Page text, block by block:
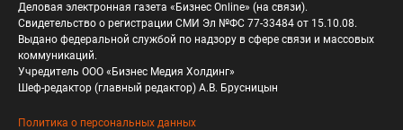
Деловая электронная газета «Бизнес Online» (на связи).
Свидетельство о регистрации СМИ Эл №ФС 77-33484 от 15.10.08.
Выдано федеральной службой по надзору в сфере связи и массовых
коммуникаций.
Учредитель ООО «Бизнес Медия Холдинг»
Шеф-редактор (главный редактор) А.В. Брусницын
Политика о персональных данных